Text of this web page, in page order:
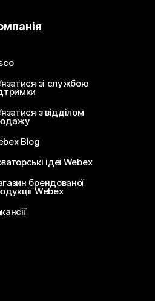
зі службою
з відділом
Blog
ідеї Webex
брендованої
Webex